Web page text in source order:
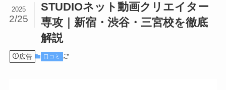
STUDIOネット動画クリエイター
専攻｜新宿・渋谷・三宮校を徹底
解説
2025
2/25
広告 口コミ